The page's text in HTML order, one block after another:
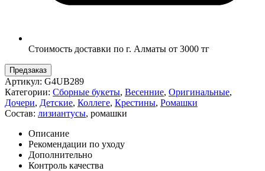
Стоимость доставки по г. Алматы от 3000 тг
Предзаказ
Артикул: G4UB289
Категории: Сборные букеты, Весенние, Оригинальные,
Дочери, Детские, Коллеге, Крестины, Ромашки
Состав: лизиантусы, ромашки
Описание
Рекомендации по уходу
Дополнительно
Контроль качества